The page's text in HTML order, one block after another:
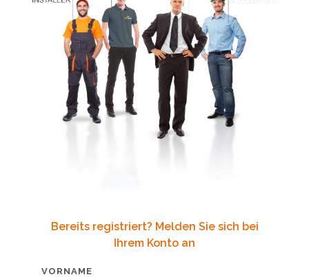
Bereits registriert? Melden Sie sich bei
Ihrem Konto an
VORNAME